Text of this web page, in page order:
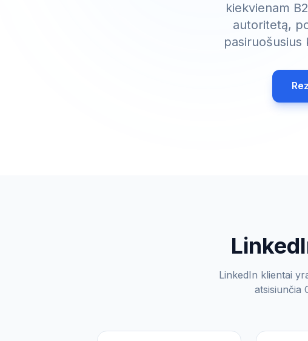
kiekvienam
autoritetą,
LinkedIn klientai
atsisiunčia